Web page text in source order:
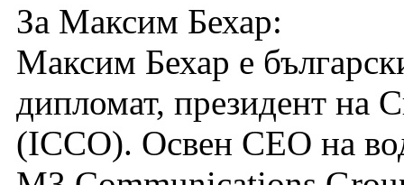
За Максим Бехар:
Максим Бехар е
дипломат, президент на
(ICCO). Освен CEO на